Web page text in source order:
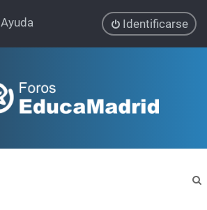
Ayuda Identificarse